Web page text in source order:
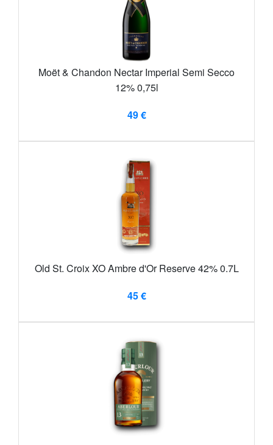
Moët & Chandon Nectar Imperial Semi Secco
12% 0,75l
49 €
Old St. Croix XO Ambre d'Or Reserve 42% 0.7L
45 €